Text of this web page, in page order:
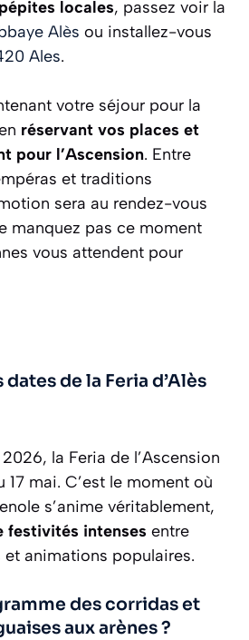
pépites locales, passez voir la
Alès ou installez-vous
Ales.
votre séjour pour la
réservant vos places et
pour l’Ascension. Entre
et traditions
sera au rendez-vous
manquez pas ce moment
vous attendent pour
de la Feria d’Alès
la Feria de l’Ascension
17 mai. C’est le moment où
s’anime véritablement,
festivités intenses entre
animations populaires.
des corridas et
aux arènes ?